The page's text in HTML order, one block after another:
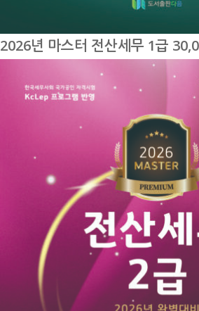
2026년 마스터 전산세무 1급